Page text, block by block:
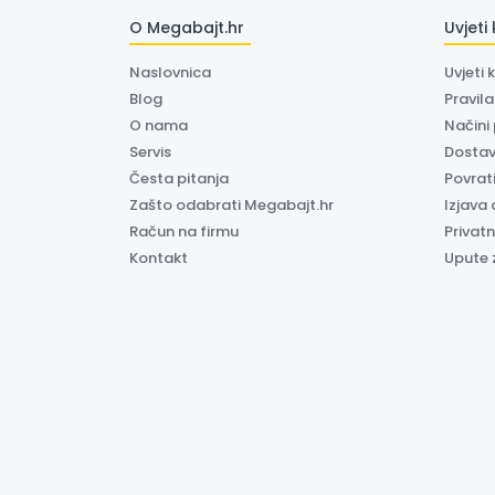
O Megabajt.hr
Naslovnica
Blog
O nama
Servis
Česta pitanja
Zašto odabrati Megabajt.hr
Račun na firmu
Kontakt
Uvjeti
Uvjeti
Izjava
Upute